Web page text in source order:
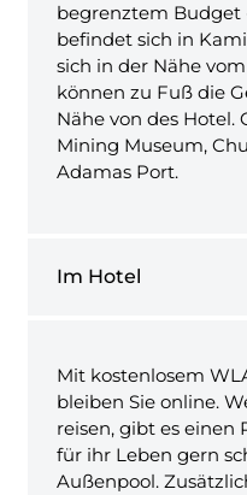
begrenztem Budget
befindet sich in
sich in der Nähe
können zu Fuß die
Nähe von des Hotel.
Mining Museum,
Adamas Port.
Im Hotel
Mit kostenlosem
bleiben Sie online.
reisen, gibt es einen
für ihr Leben gern
Außenpool.